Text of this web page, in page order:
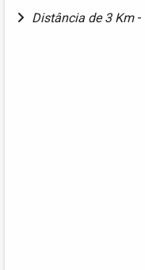
Distância de 3 Km -